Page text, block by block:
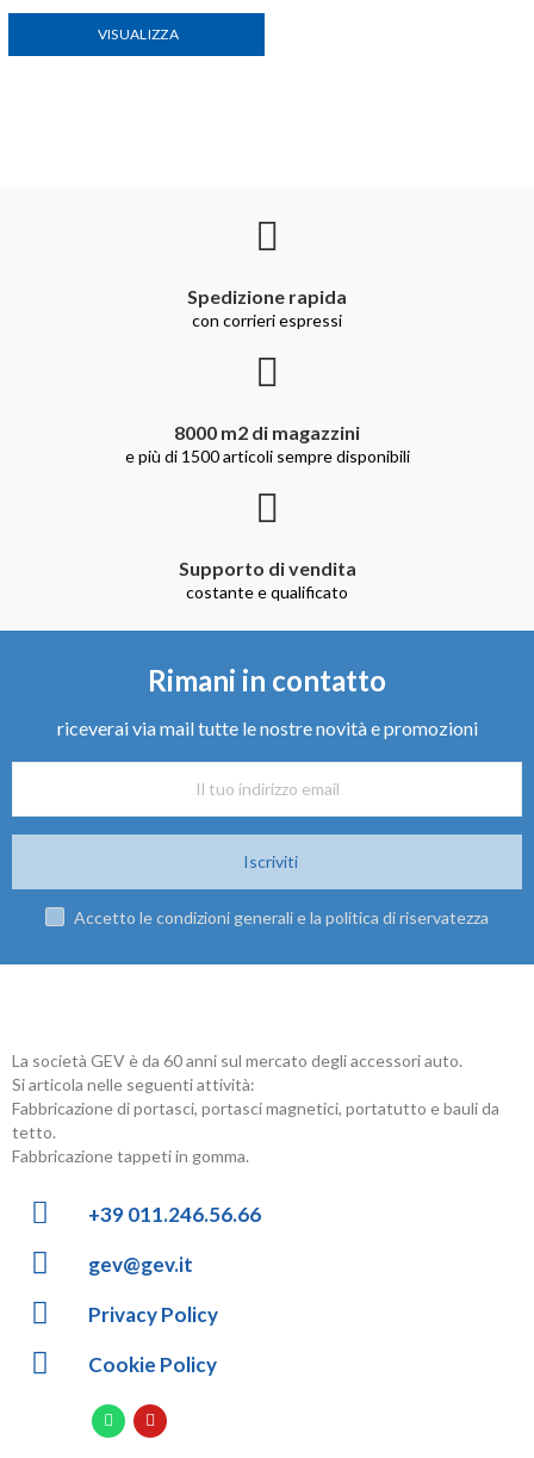
VISUALIZZA
Spedizione rapida
con corrieri espressi
8000 m2 di magazzini
e più di 1500 articoli sempre disponibili
Supporto di vendita
costante e qualificato
Rimani in contatto
riceverai via mail tutte le nostre novità e promozioni
Iscriviti
Accetto le condizioni generali e la politica di riservatezza
La società GEV è da 60 anni sul mercato degli accessori auto.
Si articola nelle seguenti attività:
Fabbricazione di portasci, portasci magnetici, portatutto e bauli da
tetto.
Fabbricazione tappeti in gomma.
+39 011.246.56.66
gev@gev.it
Privacy Policy
Cookie Policy